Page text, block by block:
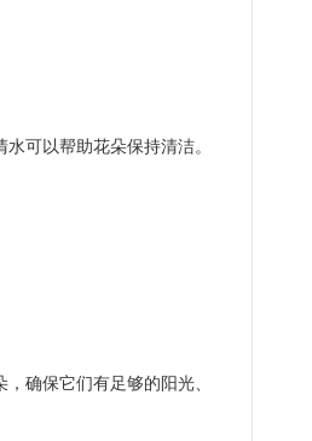
可以帮助花朵保持清洁。
确保它们有足够的阳光、